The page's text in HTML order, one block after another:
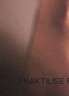
PRAKTILISE